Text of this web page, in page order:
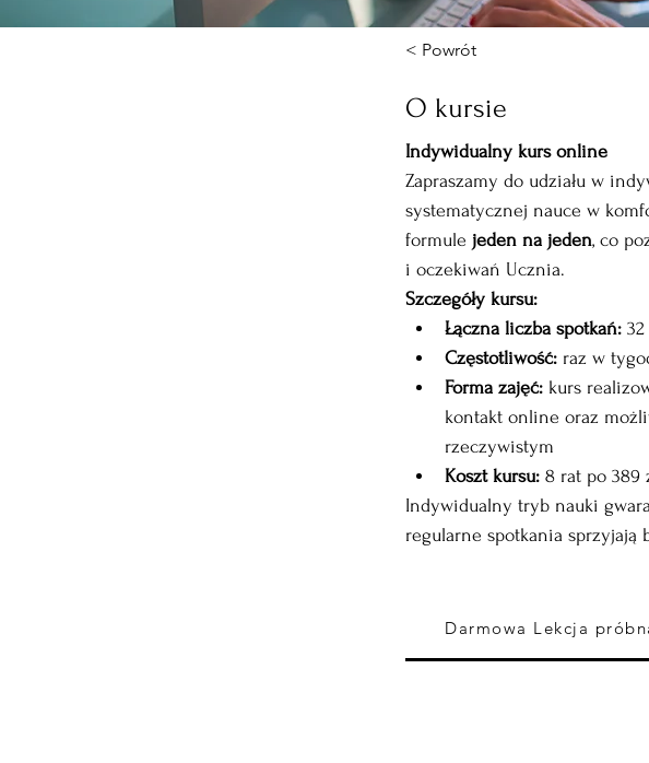
< Powrót
O kursie
Indywidualny kurs online
Zapraszamy do udziału w
systematycznej nauce w
formule jeden na jeden, co
i oczekiwań Ucznia.
Szczegóły kursu:
Łączna liczba spotkań:
Częstotliwość: raz w
Forma zajęć: kurs
kontakt online oraz
rzeczywistym
Koszt kursu: 8 rat po 389
Indywidualny tryb nauki
regularne spotkania sprzyjają
Darmowa Lekcja